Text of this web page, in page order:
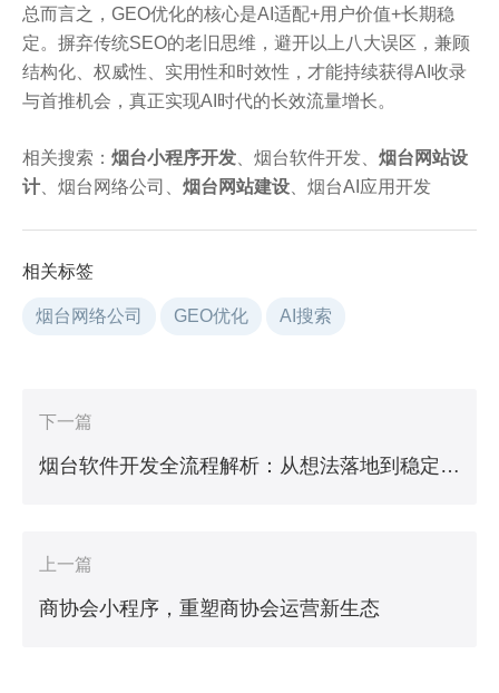
总而言之，GEO优化的核心是AI适配+用户价值+长期稳
定。摒弃传统SEO的老旧思维，避开以上八大误区，兼顾
结构化、权威性、实用性和时效性，才能持续获得AI收录
与首推机会，真正实现AI时代的长效流量增长。
相关搜索： 烟台小程序开发 、烟台软件开发、 烟台网站设
计 、烟台网络公司、 烟台网站建设 、烟台AI应用开发
相关标签
烟台网络公司 GEO优化 AI搜索
下一篇
烟台软件开发全流程解析：从想法落地到稳定运营
上一篇
商协会小程序，重塑商协会运营新生态